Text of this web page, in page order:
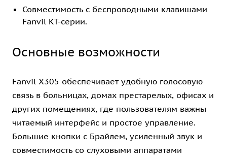
Совместимость с беспроводными клавишами
Fanvil KT-серии.
Основные возможности
Fanvil X305 обеспечивает удобную голосовую
связь в больницах, домах престарелых, офисах и
других помещениях, где пользователям важны
читаемый интерфейс и простое управление.
Большие кнопки с Брайлем, усиленный звук и
совместимость со слуховыми аппаратами